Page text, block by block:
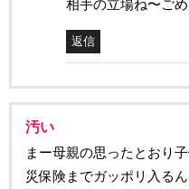
相手の立場ね〜ご
返信
汚い
まー母親の思ったとおり
災保険までガッポリ入る